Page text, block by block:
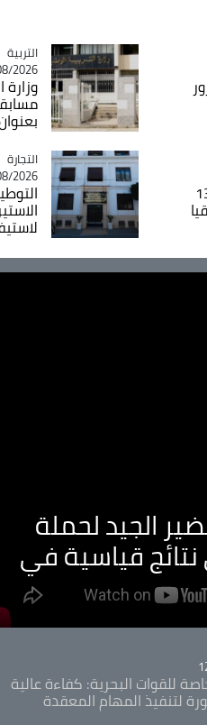
Catégorie
التربية
- 09:53
وزارة
بعنوان
الـ 13
Catégorie
التجارة
- 21:53
الجيد لحملة
قياسية في
للقوات البحرية: كفاءة عالية
لتنفيذ المهام المعقدة